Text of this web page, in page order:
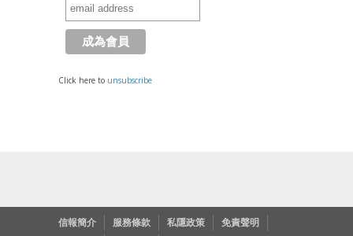
Click here to unsubscribe
信報簡介 服務條款 私隱政策
免責聲明